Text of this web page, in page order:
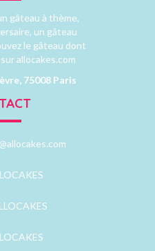
gâteau à thème,
un gâteau
le gâteau dont
allocakes.com
75008 Paris